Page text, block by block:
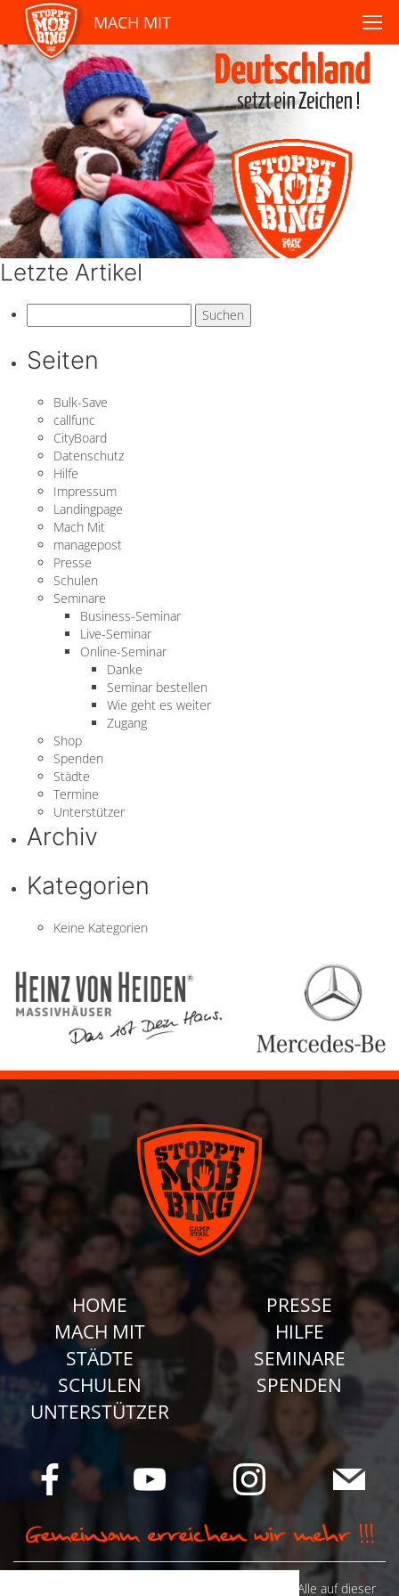
MACH MIT
Letzte Artikel
nach:
Seiten
Bulk-Save
callfunc
CityBoard
Datenschutz
Hilfe
Impressum
Landingpage
Mach Mit
managepost
Presse
Schulen
Seminare
Business-Seminar
Live-Seminar
Online-Seminar
Danke
Seminar bestellen
Wie geht es weiter
Zugang
Shop
Spenden
Städte
Termine
Unterstützer
Archiv
Kategorien
Keine Kategorien
HOME
MACH MIT
STÄDTE
SCHULEN
UNTERSTÜTZER
PRESSE
HILFE
SEMINARE
SPENDEN
© Camp Stahl e.V. 2026 alle Rechte vorbehalten: Alle auf dieser